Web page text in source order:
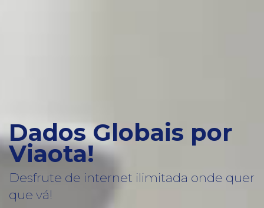
Dados Globais por
Viaota!
Desfrute de internet ilimitada onde quer
que vá!